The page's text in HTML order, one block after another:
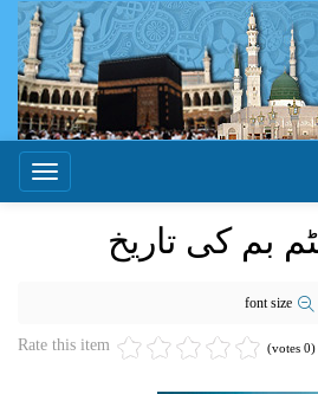
Toggle
بم کی تاریخ
font size
Rate this item (0 votes)